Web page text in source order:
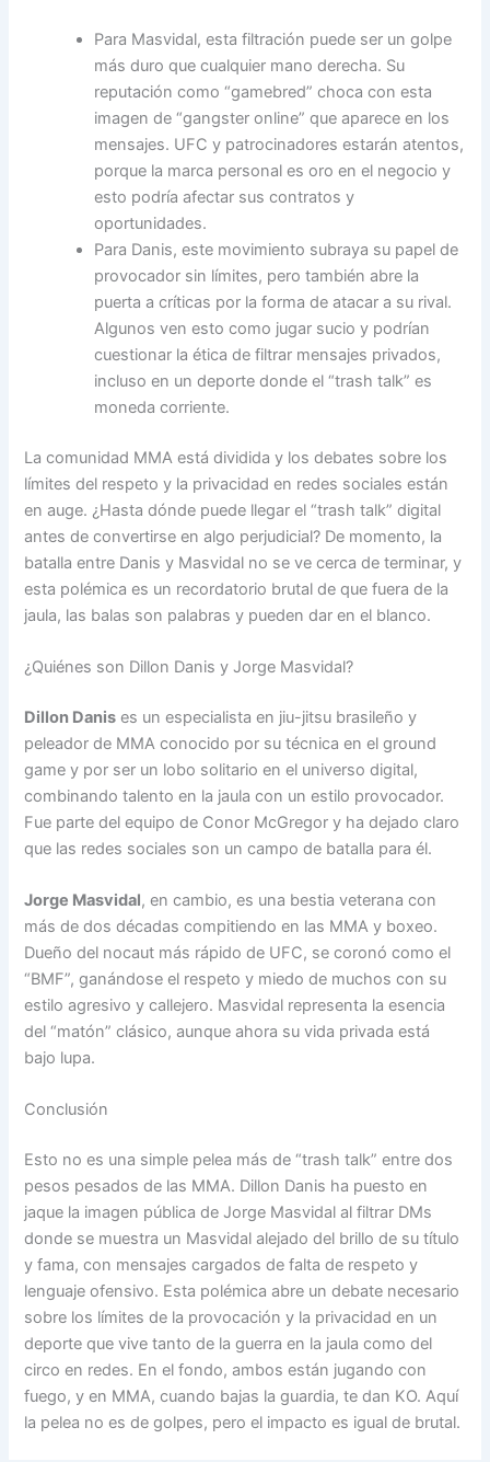
Para Masvidal, esta filtración puede ser un golpe
más duro que cualquier mano derecha. Su
reputación como “gamebred” choca con esta
imagen de “gangster online” que aparece en los
mensajes. UFC y patrocinadores estarán atentos,
porque la marca personal es oro en el negocio y
esto podría afectar sus contratos y
oportunidades.
Para Danis, este movimiento subraya su papel de
provocador sin límites, pero también abre la
puerta a críticas por la forma de atacar a su rival.
Algunos ven esto como jugar sucio y podrían
cuestionar la ética de filtrar mensajes privados,
incluso en un deporte donde el “trash talk” es
moneda corriente.
La comunidad MMA está dividida y los debates sobre los
límites del respeto y la privacidad en redes sociales están
en auge. ¿Hasta dónde puede llegar el “trash talk” digital
antes de convertirse en algo perjudicial? De momento, la
batalla entre Danis y Masvidal no se ve cerca de terminar, y
esta polémica es un recordatorio brutal de que fuera de la
jaula, las balas son palabras y pueden dar en el blanco.
¿Quiénes son Dillon Danis y Jorge Masvidal?
Dillon Danis es un especialista en jiu-jitsu brasileño y
peleador de MMA conocido por su técnica en el ground
game y por ser un lobo solitario en el universo digital,
combinando talento en la jaula con un estilo provocador.
Fue parte del equipo de Conor McGregor y ha dejado claro
que las redes sociales son un campo de batalla para él.
Jorge Masvidal, en cambio, es una bestia veterana con
más de dos décadas compitiendo en las MMA y boxeo.
Dueño del nocaut más rápido de UFC, se coronó como el
“BMF”, ganándose el respeto y miedo de muchos con su
estilo agresivo y callejero. Masvidal representa la esencia
del “matón” clásico, aunque ahora su vida privada está
bajo lupa.
Conclusión
Esto no es una simple pelea más de “trash talk” entre dos
pesos pesados de las MMA. Dillon Danis ha puesto en
jaque la imagen pública de Jorge Masvidal al filtrar DMs
donde se muestra un Masvidal alejado del brillo de su título
y fama, con mensajes cargados de falta de respeto y
lenguaje ofensivo. Esta polémica abre un debate necesario
sobre los límites de la provocación y la privacidad en un
deporte que vive tanto de la guerra en la jaula como del
circo en redes. En el fondo, ambos están jugando con
fuego, y en MMA, cuando bajas la guardia, te dan KO. Aquí
la pelea no es de golpes, pero el impacto es igual de brutal.